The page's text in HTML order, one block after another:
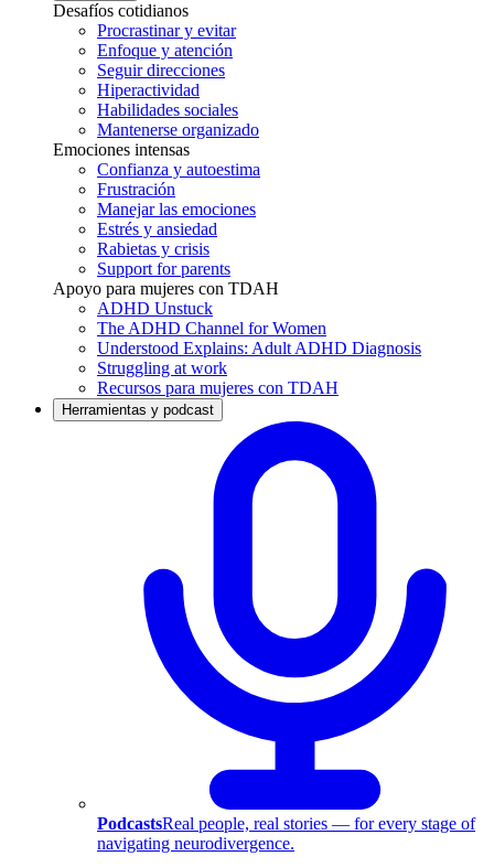
Desafíos cotidianos
Procrastinar y evitar
Enfoque y atención
Seguir direcciones
Hiperactividad
Habilidades sociales
Mantenerse organizado
Emociones intensas
Confianza y autoestima
Frustración
Manejar las emociones
Estrés y ansiedad
Rabietas y crisis
Support for parents
Apoyo para mujeres con TDAH
ADHD Unstuck
The ADHD Channel for Women
Understood Explains: Adult ADHD Diagnosis
Struggling at work
Recursos para mujeres con TDAH
Herramientas y podcast
PodcastsReal people, real stories — for every stage of
navigating neurodivergence.